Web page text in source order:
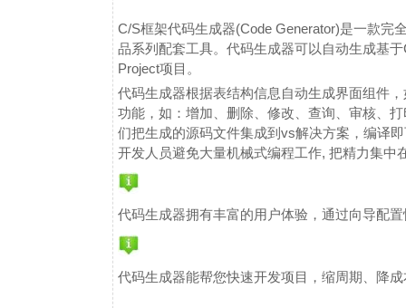
C/S框架代码生成器(Code Generator)是一款完
品系列配套工具。代码生成器可以自动生成基
Project项目。
代码生成器根据表结构信息自动生成界面组件
功能，如：增加、删除、修改、查询、审核、
们把生成的源码文件集成到vs解决方案，编译
开发人员避免大量机械式编程工作, 把精力集中
代码生成器拥有丰富的用户体验，通过向导配
代码生成器能帮您快速开发项目，缩周期、降